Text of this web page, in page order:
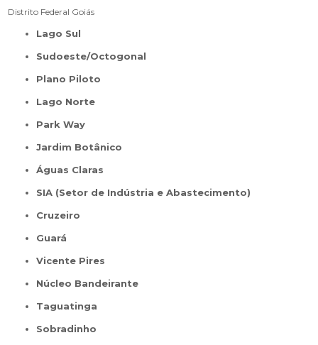
Distrito Federal Goiás
Lago Sul
Sudoeste/Octogonal
Plano Piloto
Lago Norte
Park Way
Jardim Botânico
Águas Claras
SIA (Setor de Indústria e Abastecimento)
Cruzeiro
Guará
Vicente Pires
Núcleo Bandeirante
Taguatinga
Sobradinho